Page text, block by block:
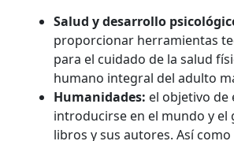
Salud y desarrollo
proporcionar herramientas
para el cuidado de la salud
humano integral del adulto
Humanidades: el objetivo de
introducirse en el mundo y el
libros y sus autores. Así